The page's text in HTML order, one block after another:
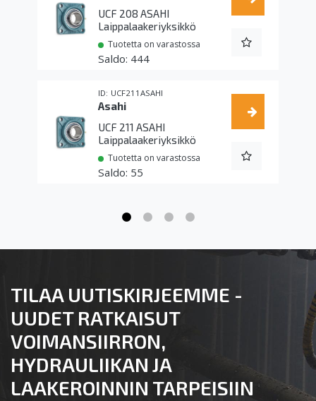
UCF 208 ASAHI
Laippalaakeriyksikkö
Tuotetta on varastossa
444
UCF211ASAHI
Asahi
UCF 211 ASAHI
Laippalaakeriyksikkö
Tuotetta on varastossa
55
TILAA UUTISKIRJEEMME -
UUDET RATKAISUT
VOIMANSIIRRON,
HYDRAULIIKAN JA
LAAKEROINNIN TARPEISIIN